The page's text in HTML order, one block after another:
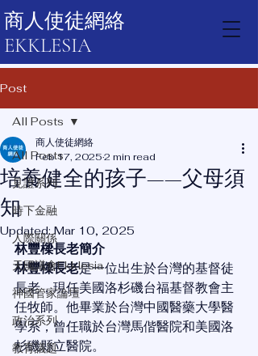
商人使徒網絡
EKKLESIA
Post
All Posts
見證系列
時下金融
人際關係
天國議會Ekklesia
神國管家論壇
政治系列
教育議題
All Posts
培養健全的孩子——父母須
知
商人使徒網絡
Feb 17, 20252 min read
Updated:Mar 10, 2025
林豐樑長老簡介
林豐樑長老是一位出生於台灣的基督徒
長老，現任美國洛杉磯台福基督教會主
任牧師。他畢業於台灣中國醫藥大學醫
學系，曾任職於台灣馬偕醫院和美國洛
杉磯縣立醫院。